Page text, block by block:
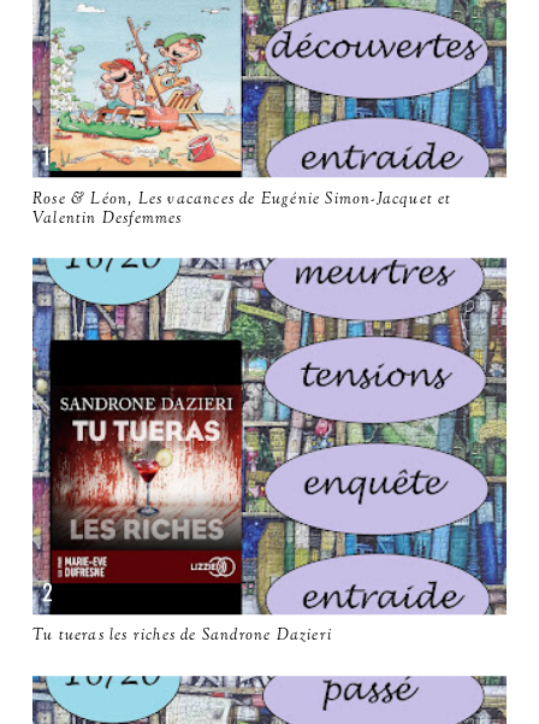
Rose & Léon, Les vacances de Eugénie Simon-Jacquet et
Valentin Desfemmes
Tu tueras les riches de Sandrone Dazieri